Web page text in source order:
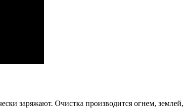
заряжают. Очистка производится огнем,